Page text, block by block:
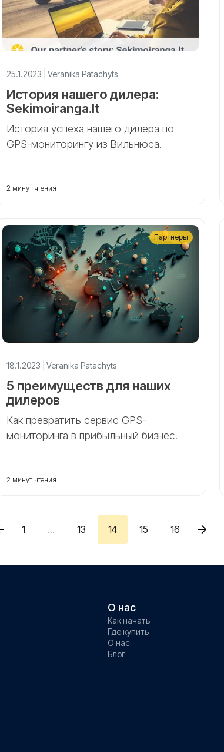
25.1.2023 | Veranika Patachyts
История нашего дилера:
Sekimoiranga.lt
История успеха нашего дилера по
GPS-мониторингу из Вильнюса.
2 минут чтения
18.1.2023 | Veranika Patachyts
5 преимуществ для наших
дилеров
Как превратить сервис GPS-
мониторинга в прибыльный бизнес.
Партнёры
2 минут чтения
1 ... 13 14 15 16
О нас
Как начать
Где купить
О нас
Блог